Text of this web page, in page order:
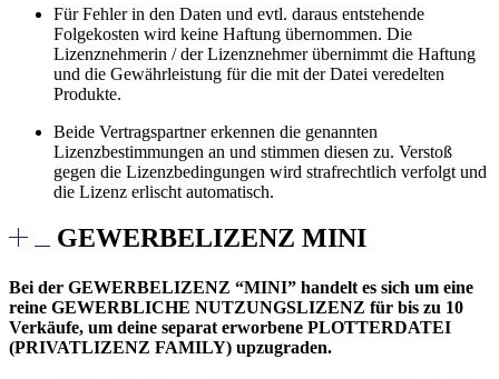
Für Fehler in den Daten und evtl. daraus entstehende
Folgekosten wird keine Haftung übernommen. Die
Lizenznehmerin / der Lizenznehmer übernimmt die Haftung
und die Gewährleistung für die mit der Datei veredelten
Produkte.
Beide Vertragspartner erkennen die genannten
Lizenzbestimmungen an und stimmen diesen zu. Verstoß
gegen die Lizenzbedingungen wird strafrechtlich verfolgt und
die Lizenz erlischt automatisch.
GEWERBELIZENZ MINI
Bei der GEWERBELIZENZ “MINI” handelt es sich um eine
reine GEWERBLICHE NUTZUNGSLIZENZ für bis zu 10
Verkäufe, um deine separat erworbene PLOTTERDATEI
(PRIVATLIZENZ FAMILY) upzugraden.